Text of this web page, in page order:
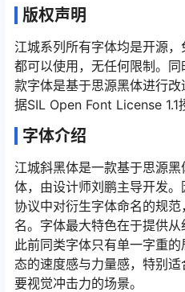
版权声明
江城系列所有字体均是开源
都可以使用，无任何限制。
款字体是基于思源黑体进行
据SIL Open Font License 1.1
字体介绍
江城斜黑体是一款基于思源
体，由设计师刘鹏主导开发
协议中对衍生字体命名的规
名。字体最大特色在于提供
此前同类字体只有单一字重
态的速度感与力量感，特别
要视觉冲击力的场景。